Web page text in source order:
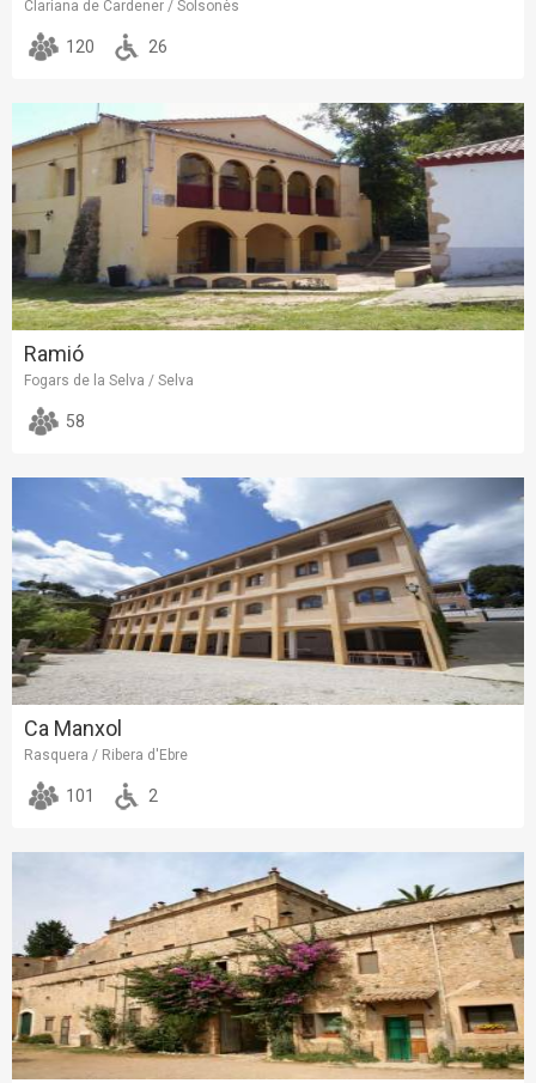
Clariana de Cardener / Solsonès
120 26
Ramió
Fogars de la Selva / Selva
58
Ca Manxol
Rasquera / Ribera d'Ebre
101 2